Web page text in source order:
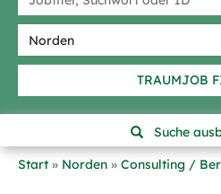
TRAUMJOB
Suche
Start
Norden
Consulting /